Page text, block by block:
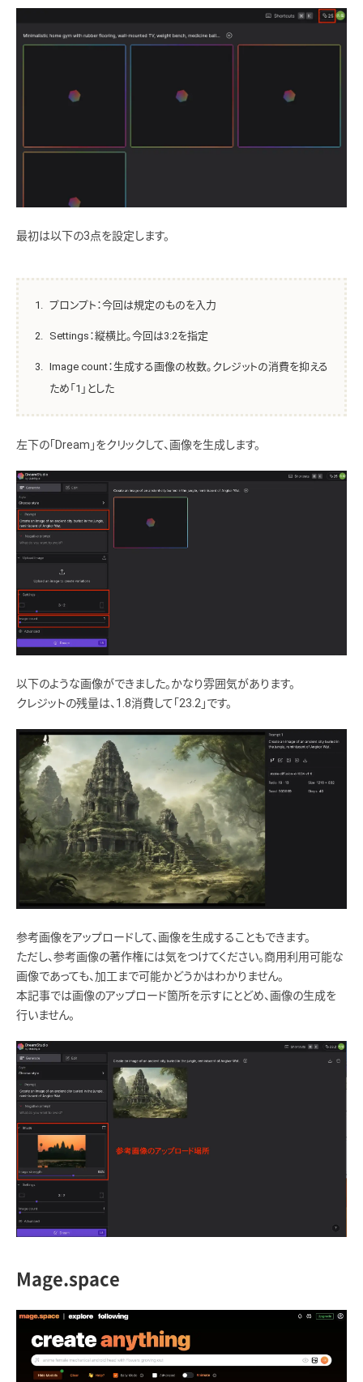
最初は以下の3点を設定します。
プロンプト：今回は規定のものを入力
Settings：縦横比。今回は3:2を指定
Image count：生成する画像の枚数。クレジットの消費を抑える
ため「1」とした
左下の「Dream」をクリックして、画像を生成します。
以下のような画像ができました。かなり雰囲気があります。
クレジットの残量は、1.8消費して「23.2」です。
参考画像をアップロードして、画像を生成することもできます。
ただし、参考画像の著作権には気をつけてください。商用利用可能な
画像であっても、加工まで可能かどうかはわかりません。
本記事では画像のアップロード箇所を示すにとどめ、画像の生成を
行いません。
Mage.space